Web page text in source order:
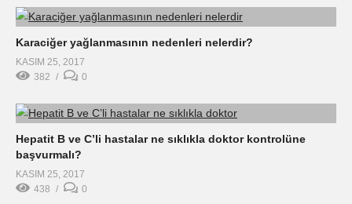
Karaciğer yağlanmasının nedenleri nelerdir?
KASIM 25, 2017
382
0
Hepatit B ve C’li hastalar ne sıklıkla doktor kontrolüne
başvurmalı?
KASIM 25, 2017
438
0